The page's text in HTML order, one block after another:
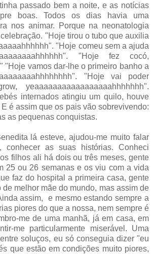
passado bem a noite, e as notícias
boas. Todos os dias havia uma
nos animar. Porque na neonatologia
"Hoje tirou o tubo que auxilia
"Hoje comeu sem a ajuda
"Hoje fez cocó,
"Hoje vamos dar-lhe o primeiro banho a
"Hoje vai poder
yeaaaaaaaaaaaaaaaaahhhhhhh".
internados atingiu um quilo, houve
é assim que os pais vão sobrevivendo:
as pequenas conquistas.
lá esteve, ajudou-me muito falar
conhecer as suas histórias. Conheci
filhos ali há dois ou três meses, gente
25 ou 26 semanas e os viu com a vida
faz do hospital a primeira casa, gente
melhor mãe do mundo, mas assim de
assim, e mesmo estando sempre a
piores do que a nossa, nem sempre é
me de uma manhã, já em casa, em
me particularmente miserável. Uma
soluços, eu só conseguia dizer "eu
que estão em condições muito piores,